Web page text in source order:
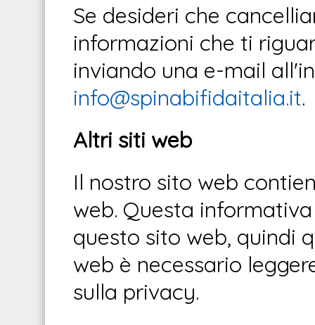
Se desideri che
informazioni che ti
inviando una e-mail
info@spinabifidaitalia.it.
Altri siti web
Il nostro sito web
web. Questa
questo sito web, quindi
web è necessario
sulla privacy.